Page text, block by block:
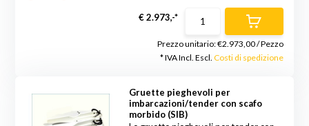
€ 2.973,-*
Prezzo unitario:€2.973,00/Pezzo
* IVA Incl. Escl. Costi di spedizione
Gruette pieghevoli per
imbarcazioni/tender con scafo
morbido (SIB)